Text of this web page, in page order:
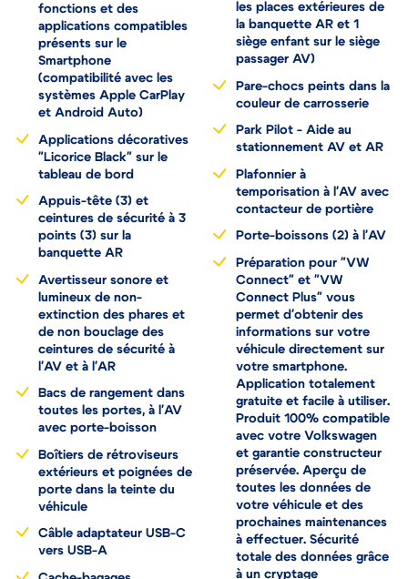
fonctions et des
applications compatibles
présents sur le
Smartphone
(compatibilité avec les
systèmes Apple CarPlay
et Android Auto)
Applications décoratives
"Licorice Black" sur le
tableau de bord
Appuis-tête (3) et
ceintures de sécurité à 3
points (3) sur la
banquette AR
Avertisseur sonore et
lumineux de non-
extinction des phares et
de non bouclage des
ceintures de sécurité à
l'AV et à l'AR
Bacs de rangement dans
toutes les portes, à l'AV
avec porte-boisson
Boîtiers de rétroviseurs
extérieurs et poignées de
porte dans la teinte du
véhicule
Câble adaptateur USB-C
vers USB-A
les places extérieures de
la banquette AR et 1
siège enfant sur le siège
passager AV)
Pare-chocs peints dans la
couleur de carrosserie
Park Pilot - Aide au
stationnement AV et AR
Plafonnier à
temporisation à l'AV avec
contacteur de portière
Porte-boissons (2) à l'AV
Préparation pour "VW
Connect" et "VW
Connect Plus" vous
permet d'obtenir des
informations sur votre
véhicule directement sur
votre smartphone.
Application totalement
gratuite et facile à utiliser.
Produit 100% compatible
avec votre Volkswagen
et garantie constructeur
préservée. Aperçu de
toutes les données de
votre véhicule et des
prochaines maintenances
à effectuer. Sécurité
totale des données grâce
à un cryptage